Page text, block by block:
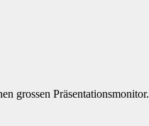
grossen Präsentationsmonitor.